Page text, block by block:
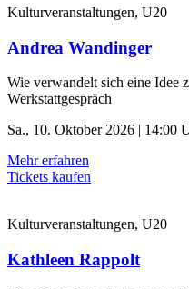
Kulturveranstaltungen, U20
Andrea Wandinger
Wie verwandelt sich eine Idee
Werkstattgespräch
Sa., 10. Oktober 2026 | 14:00
Mehr erfahren
Tickets kaufen
Kulturveranstaltungen, U20
Kathleen Rappolt